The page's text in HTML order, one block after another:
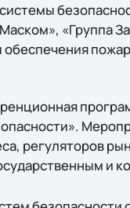
«Группа
регуляторов
и